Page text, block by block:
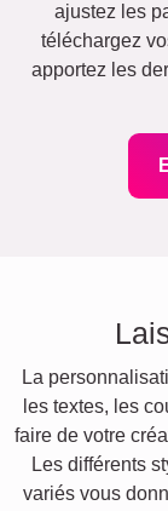
ajustez les
téléchargez
apportez les
La
les textes, les
faire de votre
Les différents
variés vous